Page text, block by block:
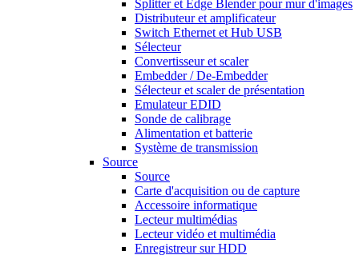
Splitter et Edge Blender pour mur d'images
Distributeur et amplificateur
Switch Ethernet et Hub USB
Sélecteur
Convertisseur et scaler
Embedder / De-Embedder
Sélecteur et scaler de présentation
Emulateur EDID
Sonde de calibrage
Alimentation et batterie
Système de transmission
Source
Source
Carte d'acquisition ou de capture
Accessoire informatique
Lecteur multimédias
Lecteur vidéo et multimédia
Enregistreur sur HDD